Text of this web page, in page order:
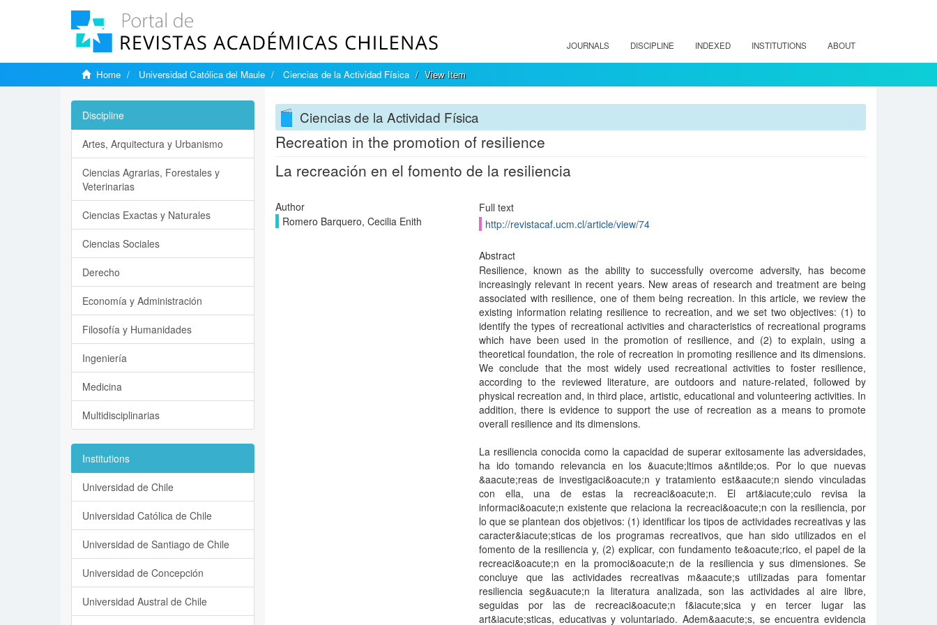
JOURNALS DISCIPLINE INDEXED INSTITUTIONS ABOUT
Home Universidad Católica del Maule Ciencias de la Actividad Física View Item
Ciencias de la Actividad Física
Recreation in the promotion of resilience
La recreación en el fomento de la resiliencia
Author
Romero Barquero, Cecilia Enith
Full text
http://revistacaf.ucm.cl/article/view/74
Abstract
Resilience, known as the ability to successfully overcome adversity, has become
increasingly relevant in recent years. New areas of research and treatment are being
associated with resilience, one of them being recreation. In this article, we review the
existing information relating resilience to recreation, and we set two objectives: (1) to
identify the types of recreational activities and characteristics of recreational programs
which have been used in the promotion of resilience, and (2) to explain, using a
theoretical foundation, the role of recreation in promoting resilience and its dimensions.
We conclude that the most widely used recreational activities to foster resilience,
according to the reviewed literature, are outdoors and nature-related, followed by
physical recreation and, in third place, artistic, educational and volunteering activities. In
addition, there is evidence to support the use of recreation as a means to promote
overall resilience and its dimensions.
La resiliencia conocida como la capacidad de superar exitosamente las adversidades,
ha ido tomando relevancia en los &uacute;ltimos a&ntilde;os. Por lo que nuevas
&aacute;reas de investigaci&oacute;n y tratamiento est&aacute;n siendo vinculadas
con ella, una de estas la recreaci&oacute;n. El art&iacute;culo revisa la
informaci&oacute;n existente que relaciona la recreaci&oacute;n con la resiliencia, por
lo que se plantean dos objetivos: (1) identificar los tipos de actividades recreativas y las
caracter&iacute;sticas de los programas recreativos, que han sido utilizados en el
fomento de la resiliencia y, (2) explicar, con fundamento te&oacute;rico, el papel de la
recreaci&oacute;n en la promoci&oacute;n de la resiliencia y sus dimensiones. Se
concluye que las actividades recreativas m&aacute;s utilizadas para fomentar
resiliencia seg&uacute;n la literatura analizada, son las actividades al aire libre,
seguidas por las de recreaci&oacute;n f&iacute;sica y en tercer lugar las
art&iacute;sticas, educativas y voluntariado. Adem&aacute;s, se encuentra evidencia
Discipline
Artes, Arquitectura y Urbanismo
Ciencias Agrarias, Forestales y
Veterinarias
Ciencias Exactas y Naturales
Ciencias Sociales
Derecho
Economía y Administración
Filosofía y Humanidades
Ingeniería
Medicina
Multidisciplinarias
Institutions
Universidad de Chile
Universidad Católica de Chile
Universidad de Santiago de Chile
Universidad de Concepción
Universidad Austral de Chile